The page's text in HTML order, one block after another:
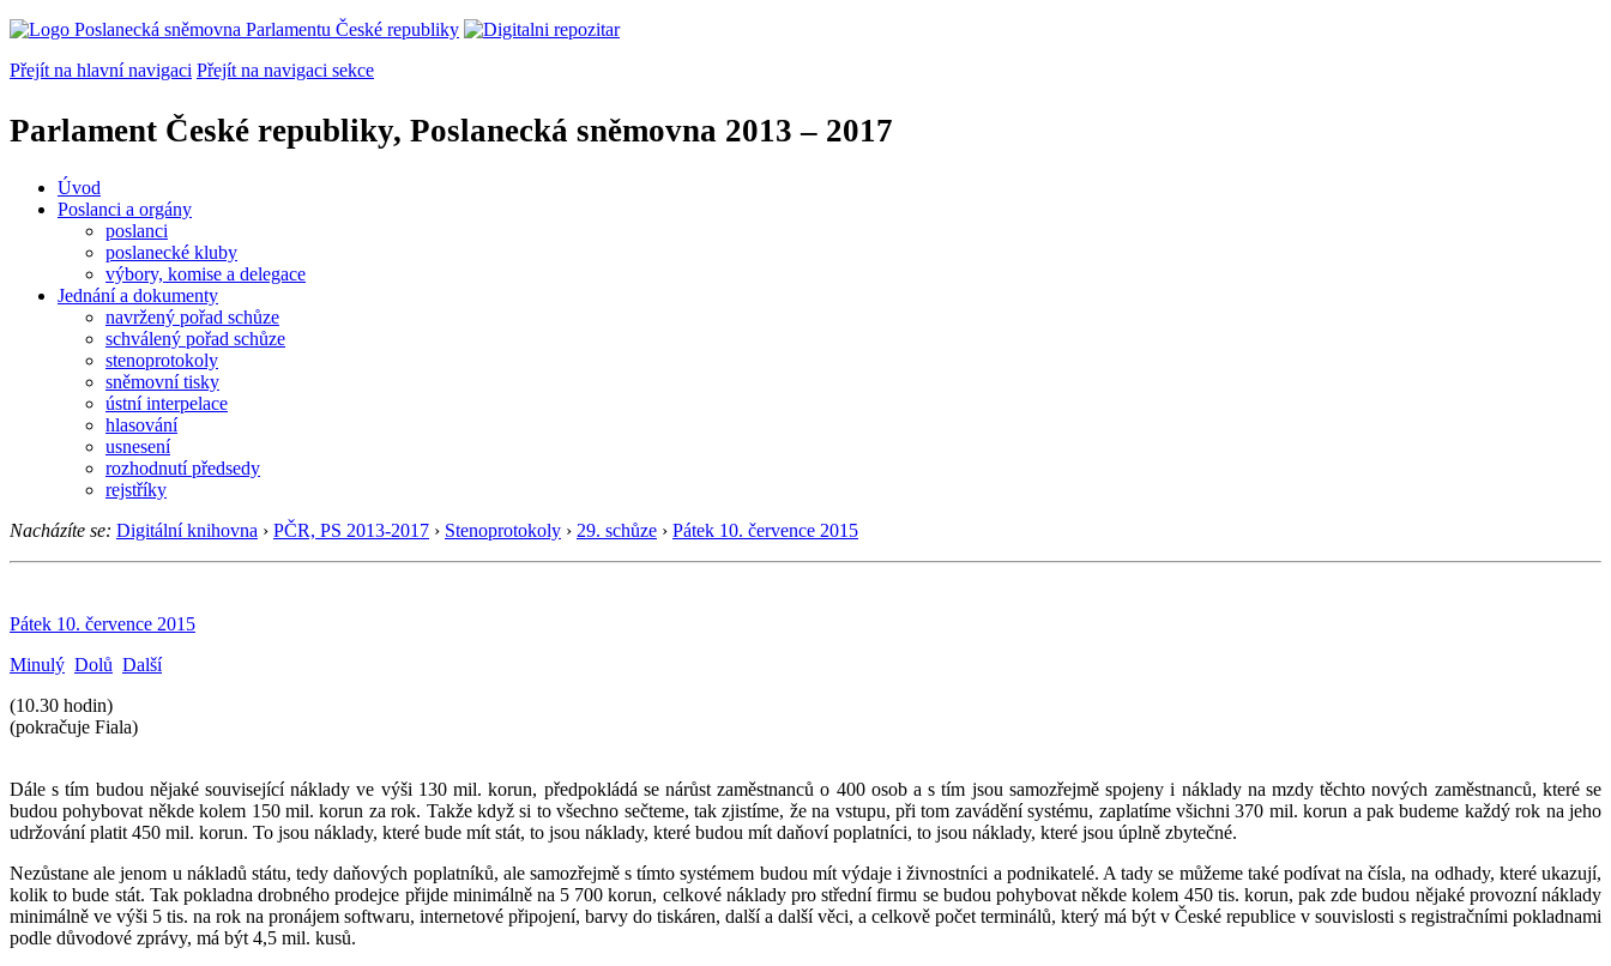
Přejít na hlavní navigaci Přejít na navigaci sekce
Parlament České republiky, Poslanecká sněmovna 2013 – 2017
Úvod
Poslanci a orgány
poslanci
poslanecké kluby
výbory, komise a delegace
Jednání a dokumenty
navržený pořad schůze
schválený pořad schůze
stenoprotokoly
sněmovní tisky
ústní interpelace
hlasování
usnesení
rozhodnutí předsedy
rejstříky
Nacházíte se: Digitální knihovna › PČR, PS 2013-2017 › Stenoprotokoly › 29. schůze › Pátek 10. července 2015
Pátek 10. července 2015
Minulý Dolů Další
(10.30 hodin)
(pokračuje Fiala)
Dále s tím budou nějaké související náklady ve výši 130 mil. korun, předpokládá se nárůst zaměstnanců o 400 osob a s tím jsou samozřejmě spojeny i náklady na mzdy těchto nových zaměstnanců, které se
budou pohybovat někde kolem 150 mil. korun za rok. Takže když si to všechno sečteme, tak zjistíme, že na vstupu, při tom zavádění systému, zaplatíme všichni 370 mil. korun a pak budeme každý rok na jeho
udržování platit 450 mil. korun. To jsou náklady, které bude mít stát, to jsou náklady, které budou mít daňoví poplatníci, to jsou náklady, které jsou úplně zbytečné.
Nezůstane ale jenom u nákladů státu, tedy daňových poplatníků, ale samozřejmě s tímto systémem budou mít výdaje i živnostníci a podnikatelé. A tady se můžeme také podívat na čísla, na odhady, které ukazují,
kolik to bude stát. Tak pokladna drobného prodejce přijde minimálně na 5 700 korun, celkové náklady pro střední firmu se budou pohybovat někde kolem 450 tis. korun, pak zde budou nějaké provozní náklady
minimálně ve výši 5 tis. na rok na pronájem softwaru, internetové připojení, barvy do tiskáren, další a další věci, a celkově počet terminálů, který má být v České republice v souvislosti s registračními pokladnami
podle důvodové zprávy, má být 4,5 mil. kusů.